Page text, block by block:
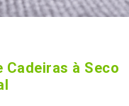
Cadeiras à Seco